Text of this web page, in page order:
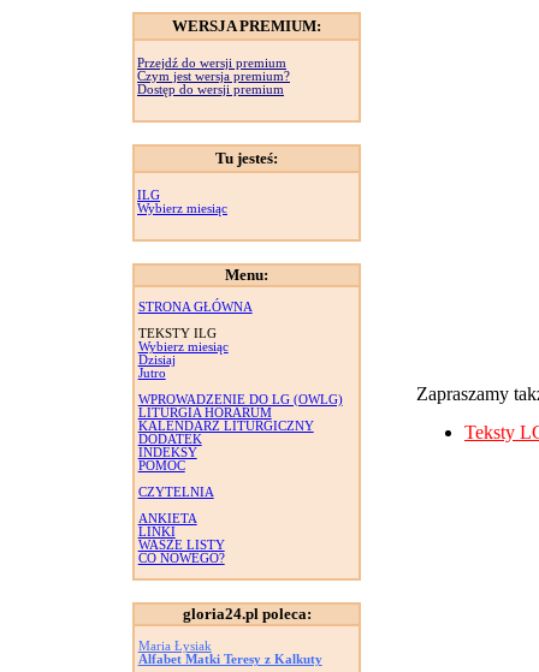
WERSJA PREMIUM:
Przejdź do wersji premium
Czym jest wersja premium?
Dostęp do wersji premium
Tu jesteś:
ILG
Wybierz miesiąc
Menu:
STRONA GŁÓWNA
TEKSTY ILG
Wybierz miesiąc
Dzisiaj
Jutro
WPROWADZENIE DO LG (OWLG)
LITURGIA HORARUM
KALENDARZ LITURGICZNY
DODATEK
INDEKSY
POMOC
CZYTELNIA
ANKIETA
LINKI
WASZE LISTY
CO NOWEGO?
gloria24.pl poleca:
Maria Łysiak
Alfabet Matki Teresy z Kalkuty
Zapraszamy
Teksty